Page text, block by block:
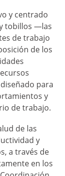
y centrado
tobillos —las
de trabajo
de los
para
y
de trabajo.
de las
y
a través de
en los